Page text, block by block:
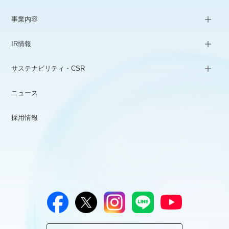
事業内容
IR情報
サステナビリティ・CSR
ニュース
採用情報